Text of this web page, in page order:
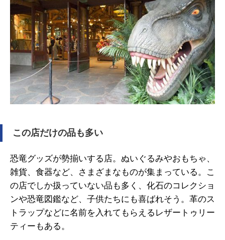
この店だけの品も多い
恐竜グッズが勢揃いする店。ぬいぐるみやおもちゃ、
雑貨、食器など、さまざまなものが集まっている。こ
の店でしか扱っていない品も多く、化石のコレクショ
ンや恐竜図鑑など、子供たちにも喜ばれそう。革のス
トラップなどに名前を入れてもらえるレザートゥリー
ティーもある。